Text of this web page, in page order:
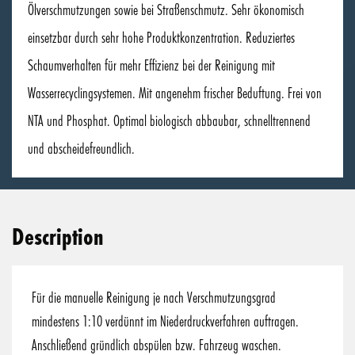
Ölverschmutzungen sowie bei Straßenschmutz. Sehr ökonomisch
einsetzbar durch sehr hohe Produktkonzentration. Reduziertes
Schaumverhalten für mehr Effizienz bei der Reinigung mit
Wasserrecyclingsystemen. Mit angenehm frischer Beduftung. Frei von
NTA und Phosphat. Optimal biologisch abbaubar, schnelltrennend
und abscheidefreundlich.
Description
Für die manuelle Reinigung je nach Verschmutzungsgrad
mindestens 1:10 verdünnt im Niederdruckverfahren auftragen.
Anschließend gründlich abspülen bzw. Fahrzeug waschen.